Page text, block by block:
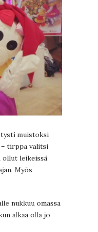
muistoksi
– tirppa valitsi
ollut leikeissä
Myös
nukkuu omassa
alkaa olla jo